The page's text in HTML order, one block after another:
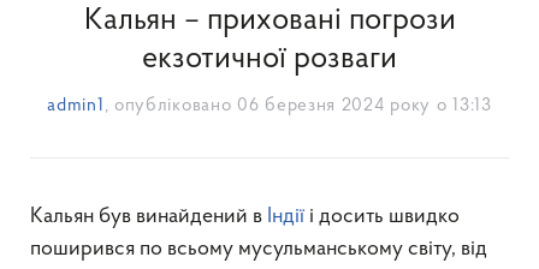
Кальян – приховані погрози
екзотичної розваги
admin1 , опубліковано 06 березня 2024 року о 13:13
Кальян був винайдений в Індії і досить швидко
поширився по всьому мусульманському світу, від